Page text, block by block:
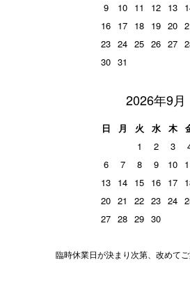
9
10 11 12 13
16 17 18 19 20
23 24 25 26 27
30 31
2026年9月
日 月 火 水 木
1
2 3
6
7 8 9 10
13 14 15 16 17
20 21 22 23 24
27 28 29 30
臨時休業日が決まり次第、改めてご